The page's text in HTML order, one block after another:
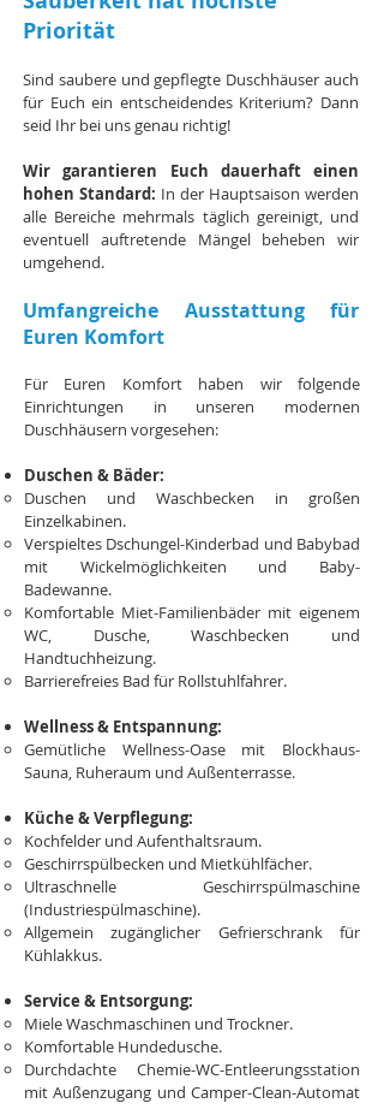
Priorität
Sind saubere und gepflegte Duschhäuser auch
für Euch ein entscheidendes Kriterium? Dann
seid Ihr bei uns genau richtig!
Wir garantieren Euch dauerhaft einen
hohen Standard: In der Hauptsaison werden
alle Bereiche mehrmals täglich gereinigt, und
eventuell auftretende Mängel beheben wir
umgehend.
Umfangreiche Ausstattung für
Euren Komfort
Für Euren Komfort haben wir folgende
Einrichtungen in unseren modernen
Duschhäusern vorgesehen:
Duschen & Bäder:
Duschen und Waschbecken in großen
Einzelkabinen.
Verspieltes Dschungel-Kinderbad und Babybad
mit Wickelmöglichkeiten und Baby-
Badewanne.
Komfortable Miet-Familienbäder mit eigenem
WC, Dusche, Waschbecken und
Handtuchheizung.
Barrierefreies Bad für Rollstuhlfahrer.
Wellness & Entspannung:
Gemütliche Wellness-Oase mit Blockhaus-
Sauna, Ruheraum und Außenterrasse.
Küche & Verpflegung:
Kochfelder und Aufenthaltsraum.
Geschirrspülbecken und Mietkühlfächer.
Ultraschnelle Geschirrspülmaschine
(Industriespülmaschine).
Allgemein zugänglicher Gefrierschrank für
Kühlakkus.
Service & Entsorgung:
Miele Waschmaschinen und Trockner.
Komfortable Hundedusche.
Durchdachte Chemie-WC-Entleerungsstation
mit Außenzugang und Camper-Clean-Automat